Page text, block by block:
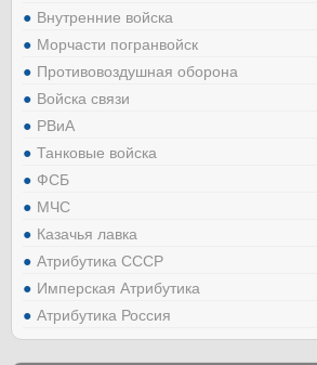
Внутренние войска
Морчасти погранвойск
Противовоздушная оборона
Войска связи
РВиА
Танковые войска
ФСБ
МЧС
Казачья лавка
Атрибутика СССР
Имперская Атрибутика
Атрибутика Россия